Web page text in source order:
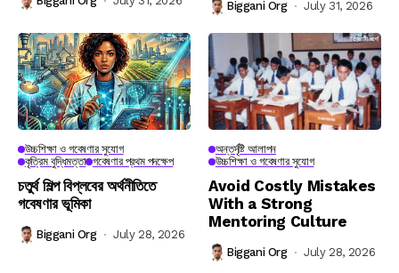
Biggani Org July 31, 2026
উচ্চশিক্ষা ও গবেষণার সুযোগ
কৃত্রিম বুদ্ধিমত্তা গবেষণার প্রথম পদক্ষেপ
চতুর্থ শিল্প বিপ্লবের অর্থনীতিতে
গবেষণার ভূমিকা
Biggani Org July 28, 2026
অন্তর্দৃষ্টি আলাপন
উচ্চশিক্ষা ও গবেষণার সুযোগ
Avoid Costly Mistakes
With a Strong
Mentoring Culture
Biggani Org July 28, 2026